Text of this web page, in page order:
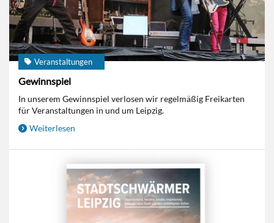
Veranstaltungen
Gewinnspiel
In unserem Gewinnspiel verlosen wir regelmäßig Freikarten
für Veranstaltungen in und um Leipzig.
Weiterlesen